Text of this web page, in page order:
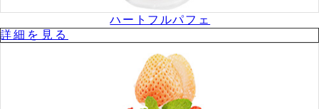
ハートフルパフェ
詳細を⾒る